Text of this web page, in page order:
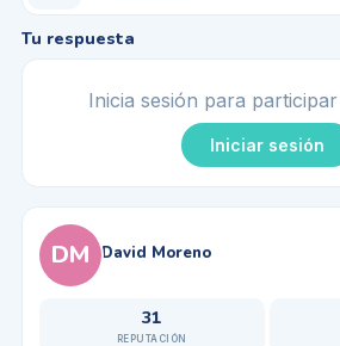
Tu respuesta
Inicia sesión para
Iniciar sesión
DM David Moreno
31
REPUTACIÓN